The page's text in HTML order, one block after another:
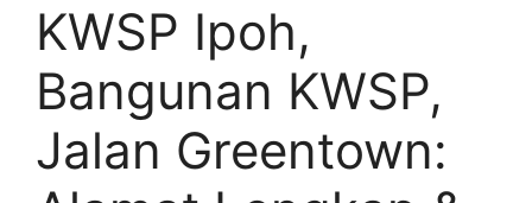
KWSP Ipoh,
Bangunan KWSP,
Jalan Greentown: